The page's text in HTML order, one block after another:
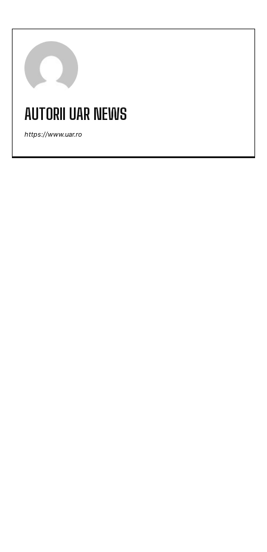
AUTORII UAR NEWS
https://www.uar.ro